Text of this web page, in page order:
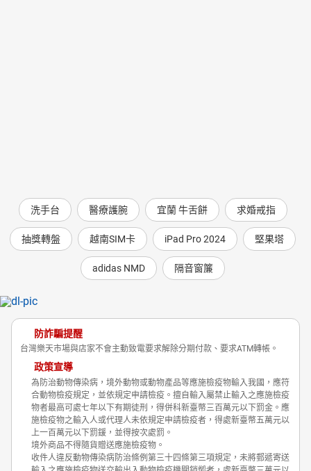
洗手台 醫療護腕 宜蘭 牛舌餅 求婚戒指
抽獎轉盤 越南SIM卡 iPad Pro 2024 堅果塔
adidas NMD 隔音窗簾
防詐騙提醒
台灣樂天市場與店家不會主動致電要求解除分期付款、要求ATM轉帳。
政策宣導
為防治動物傳染病，境外動物或動物產品等應施檢疫物輸入我國，應符
合動物檢疫規定，並依規定申請檢疫。擅自輸入屬禁止輸入之應施檢疫
物者最高可處七年以下有期徒刑，得併科新臺幣三百萬元以下罰金。應
施檢疫物之輸入人或代理人未依規定申請檢疫者，得處新臺幣五萬元以
上一百萬元以下罰鍰，並得按次處罰。
境外商品不得隨貨贈送應施檢疫物。
收件人違反動物傳染病防治條例第三十四條第三項規定，未將郵遞寄送